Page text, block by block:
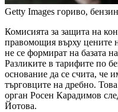
Getty Images гориво,
Комисията за защита на
правомощия върху цените
не се формират на базата
Разликите в тарифите по
основание да се счита, че
търговците на дребно.
орган Росен Карадимов
Йотова.